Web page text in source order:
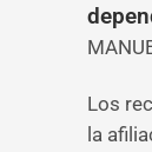
Los
la